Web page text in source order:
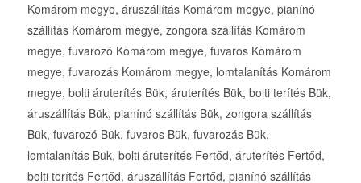
Komárom megye, áruszállítás Komárom megye, pianínó
szállítás Komárom megye, zongora szállítás Komárom
megye, fuvarozó Komárom megye, fuvaros Komárom
megye, fuvarozás Komárom megye, lomtalanítás Komárom
megye, bolti áruterítés Bük, áruterítés Bük, bolti terítés Bük,
áruszállítás Bük, pianínó szállítás Bük, zongora szállítás
Bük, fuvarozó Bük, fuvaros Bük, fuvarozás Bük,
lomtalanítás Bük, bolti áruterítés Fertőd, áruterítés Fertőd,
bolti terítés Fertőd, áruszállítás Fertőd, pianínó szállítás